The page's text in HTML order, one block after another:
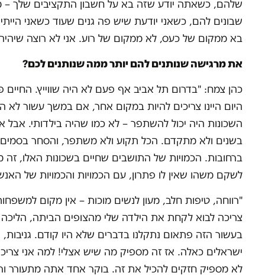
שלהם, כשאתה יודע שזה בא על חשבון התקציבים שלך
שבונים להם, כשאני יודעת שיש פה גנים שעוד כשאני
בא ממקום של כעס, לא ממקום של רוע. אני לא רוצה
את מרגישה שנותנים להם יותר ממה שנותנים לכם?
כהן צמח: "בדרום תל אביב אף פעם לא היה שווייץ.
היום היינו צריכים להיות במקום אחר, אם במשך עשור
השכונות היה יכול להשתפר – לא כמו שהיה בילדותי.
בשנים ולא מתקדם. הכל תקוע ולא משתפר, והסחר בסמים,
ברחובות. הכמויות של התושבים שחיים בשכונות האלו,
לשקם משהו שאין לו פתרון, עם הכמויות והכמויות של
"רווחה, טיפות חלב, מעון לנשים מוכות – אין מקום
צריכה לבוא לקחת את הילדה שלי מהצופים הביתה,
בעשור הזה פתאום נתקלנו בדברים שלא היו קודם.
ישראלים כאלה. אז זה מספיק מה שיש אצלי! למה אני
לא מספיק חזקים להכיל את זה. בוקר אחד אתה מתעורר